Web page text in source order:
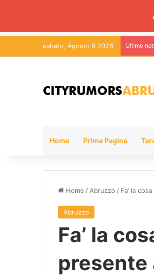
sabato, Agosto 8 2026 Ultime
Home Prima Pagina
Home / Abruzzo / Fa’ la
Abruzzo
Fa’ la
presente